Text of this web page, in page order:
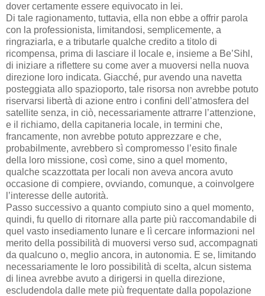
dover certamente essere equivocato in lei.
Di tale ragionamento, tuttavia, ella non ebbe a offrir parola
con la professionista, limitandosi, semplicemente, a
ringraziarla, e a tributarle qualche credito a titolo di
ricompensa, prima di lasciare il locale e, insieme a Be’Sihl,
di iniziare a riflettere su come aver a muoversi nella nuova
direzione loro indicata. Giacché, pur avendo una navetta
posteggiata allo spazioporto, tale risorsa non avrebbe potuto
riservarsi libertà di azione entro i confini dell’atmosfera del
satellite senza, in ciò, necessariamente attrarre l’attenzione,
e il richiamo, della capitaneria locale, in termini che,
francamente, non avrebbe potuto apprezzare e che,
probabilmente, avrebbero sì compromesso l’esito finale
della loro missione, così come, sino a quel momento,
qualche scazzottata per locali non aveva ancora avuto
occasione di compiere, ovviando, comunque, a coinvolgere
l’interesse delle autorità.
Passo successivo a quanto compiuto sino a quel momento,
quindi, fu quello di ritornare alla parte più raccomandabile di
quel vasto insediamento lunare e lì cercare informazioni nel
merito della possibilità di muoversi verso sud, accompagnati
da qualcuno o, meglio ancora, in autonomia. E se, limitando
necessariamente le loro possibilità di scelta, alcun sistema
di linea avrebbe avuto a dirigersi in quella direzione,
escludendola dalle mete più frequentate dalla popolazione